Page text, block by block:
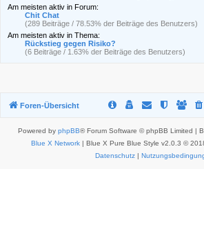
Am meisten aktiv in Forum:
Chit Chat
(289 Beiträge / 78.53% der Beiträge des Benutzers)
Am meisten aktiv in Thema:
Rückstieg gegen Risiko?
(6 Beiträge / 1.63% der Beiträge des Benutzers)
Foren-Übersicht
Powered by phpBB® Forum Software © phpBB Limited |
Blue X Network| Blue X Pure Blue Style v2.0.3 ©
Datenschutz|